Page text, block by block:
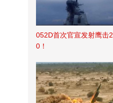
052D首次官宣发射鹰击2
0！